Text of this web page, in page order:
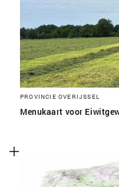
PROVINCIE OVERIJSSEL
Menukaart voor
SLA